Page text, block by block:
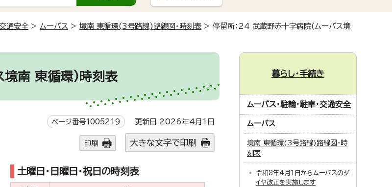
交通安全 > ムーバス > 境南 東循環(3号路線)路線図・時刻表 > 停留所：24 武蔵野赤十字病院(ムーバス境
境南 東循環)時刻表
ページ番号1005219 更新日 2026年4月1日
印刷 大きな文字で印刷
土曜日・日曜日・祝日の時刻表
暮らし・手続き
ムーバス・駐輪・駐車・交通安全
ムーバス
境南 東循環(3号路線)路線図・時
刻表
令和8年4月1日からムーバスのダ
イヤ改正を実施します